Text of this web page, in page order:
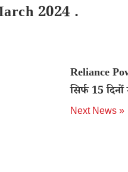
2024 .
Reliance
सिर्फ 15
Next News »